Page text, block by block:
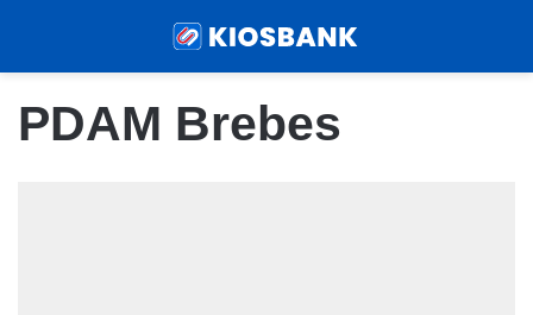
PDAM Brebes